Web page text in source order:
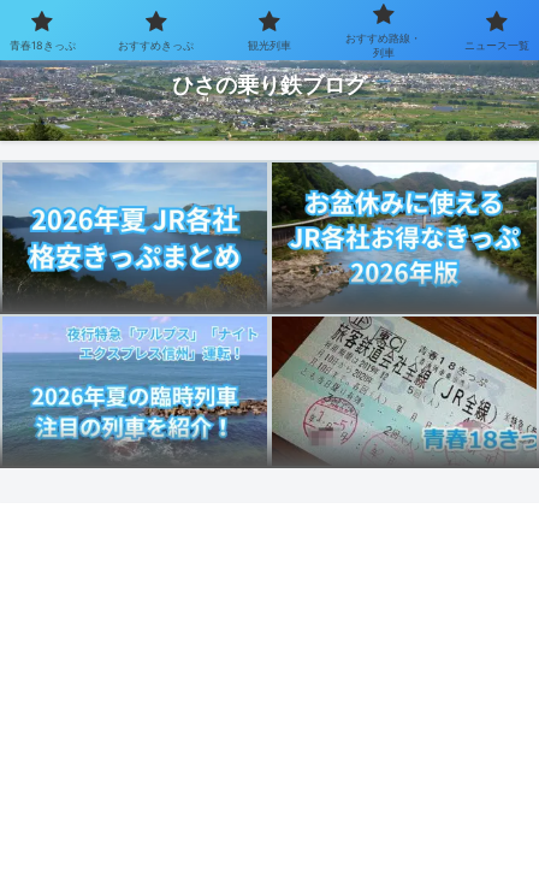
お得なきっぷで乗り鉄を楽しむブログ
ひさの乗り鉄ブログ
青春18きっぷ おすすめきっぷ 観光列車
おすすめ路線・
列車
ニュース一覧